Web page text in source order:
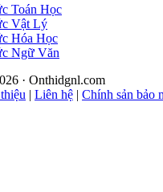
Toán Học
Vật Lý
Hóa Học
Ngữ Văn
· Onthidgnl.com
| Liên hệ | Chính sản bảo